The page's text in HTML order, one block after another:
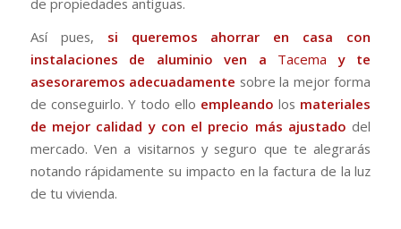
Así pues, si queremos ahorrar en casa con
instalaciones de aluminio ven a
Tacema
y te
asesoraremos adecuadamente sobre la mejor forma
de conseguirlo. Y todo ello empleando los materiales
de mejor calidad y con el precio más ajustado del
mercado. Ven a visitarnos y seguro que te alegrarás
notando rápidamente su impacto en la factura de la luz
de tu vivienda.